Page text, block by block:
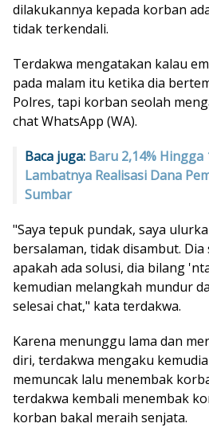
dilakukannya kepada korban
tidak terkendali.
Terdakwa mengatakan kalau
pada malam itu ketika dia
Polres, tapi korban seolah
chat WhatsApp (WA).
Baca juga: Baru 2,14% Hingga
Lambatnya Realisasi Dana
Sumbar
"Saya tepuk pundak, saya
bersalaman, tidak disambut. Dia
apakah ada solusi, dia bilang
kemudian melangkah mundur
selesai chat," kata terdakwa.
Karena menunggu lama dan
diri, terdakwa mengaku
memuncak lalu menembak
terdakwa kembali menembak
korban bakal meraih senjata.